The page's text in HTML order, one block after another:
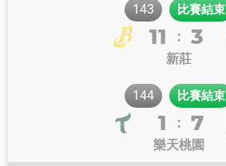
143 比賽結束
11 : 3
新莊
144 比賽結束
1 : 7
樂天桃園